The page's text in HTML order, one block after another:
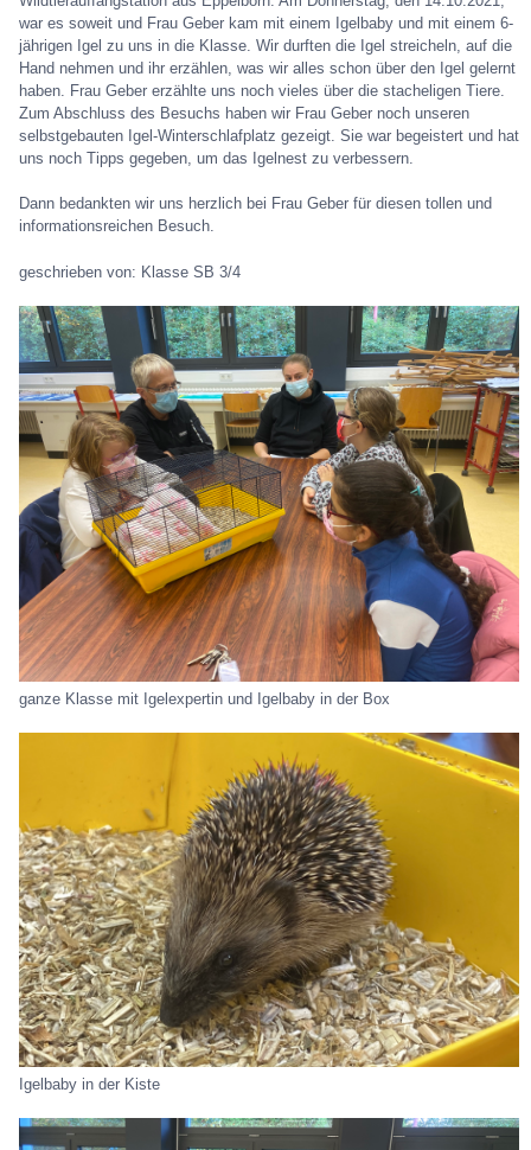
war es soweit und Frau Geber kam mit einem Igelbaby und mit einem 6-
jährigen Igel zu uns in die Klasse. Wir durften die Igel streicheln, auf die
Hand nehmen und ihr erzählen, was wir alles schon über den Igel gelernt
haben. Frau Geber erzählte uns noch vieles über die stacheligen Tiere.
Zum Abschluss des Besuchs haben wir Frau Geber noch unseren
selbstgebauten Igel-Winterschlafplatz gezeigt. Sie war begeistert und hat
uns noch Tipps gegeben, um das Igelnest zu verbessern.
Dann bedankten wir uns herzlich bei Frau Geber für diesen tollen und
informationsreichen Besuch.
geschrieben von: Klasse SB 3/4
ganze Klasse mit Igelexpertin und Igelbaby in der Box
Igelbaby in der Kiste